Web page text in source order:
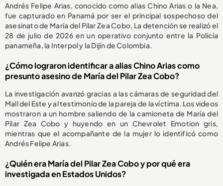
Andrés Felipe Arias, conocido como alias Chino Arias o la Nea,
fue capturado en Panamá por ser el principal sospechoso del
asesinato de María del Pilar Zea Cobo. La detención se realizó el
28 de julio de 2026 en un operativo conjunto entre la Policía
panameña, la Interpol y la Dijín de Colombia.
¿Cómo lograron identificar a alias Chino Arias como
presunto asesino de María del Pilar Zea Cobo?
La investigación avanzó gracias a las cámaras de seguridad del
Mall del Este y al testimonio de la pareja de la víctima. Los videos
mostraron a un hombre saliendo de la camioneta de María del
Pilar Zea Cobo y huyendo en un Chevrolet Emotion gris,
mientras que el acompañante de la mujer lo identificó como
Andrés Felipe Arias.
¿Quién era María del Pilar Zea Cobo y por qué era
investigada en Estados Unidos?